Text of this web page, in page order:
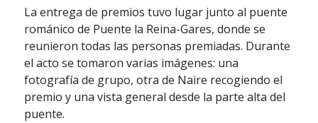
La entrega de premios tuvo lugar junto al puente
románico de Puente la Reina-Gares, donde se
reunieron todas las personas premiadas. Durante
el acto se tomaron varias imágenes: una
fotografía de grupo, otra de Naire recogiendo el
premio y una vista general desde la parte alta del
puente.